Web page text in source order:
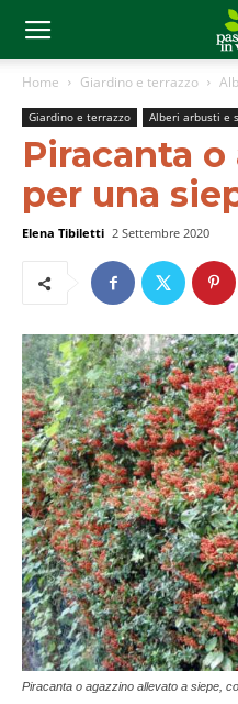
Home Giardino e terrazzo
Giardino e terrazzo Alberi arbusti e
Piracanta o
per una
Elena Tibiletti 2 Settembre 2020
Piracanta o agazzino allevato a siepe,